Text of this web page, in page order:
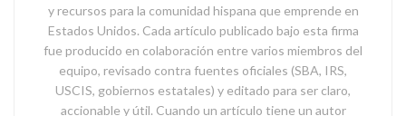
y recursos para la comunidad hispana que emprende en
Estados Unidos. Cada artículo publicado bajo esta firma
fue producido en colaboración entre varios miembros del
equipo, revisado contra fuentes oficiales (SBA, IRS,
USCIS, gobiernos estatales) y editado para ser claro,
accionable y útil. Cuando un artículo tiene un autor